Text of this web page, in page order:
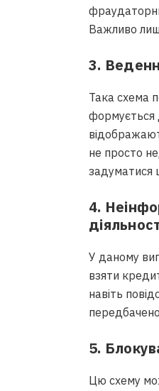
Важливо
3.
Така схема
формується
не просто
задуматися
4.
У даному
взяти
навіть
5.
Цю схему